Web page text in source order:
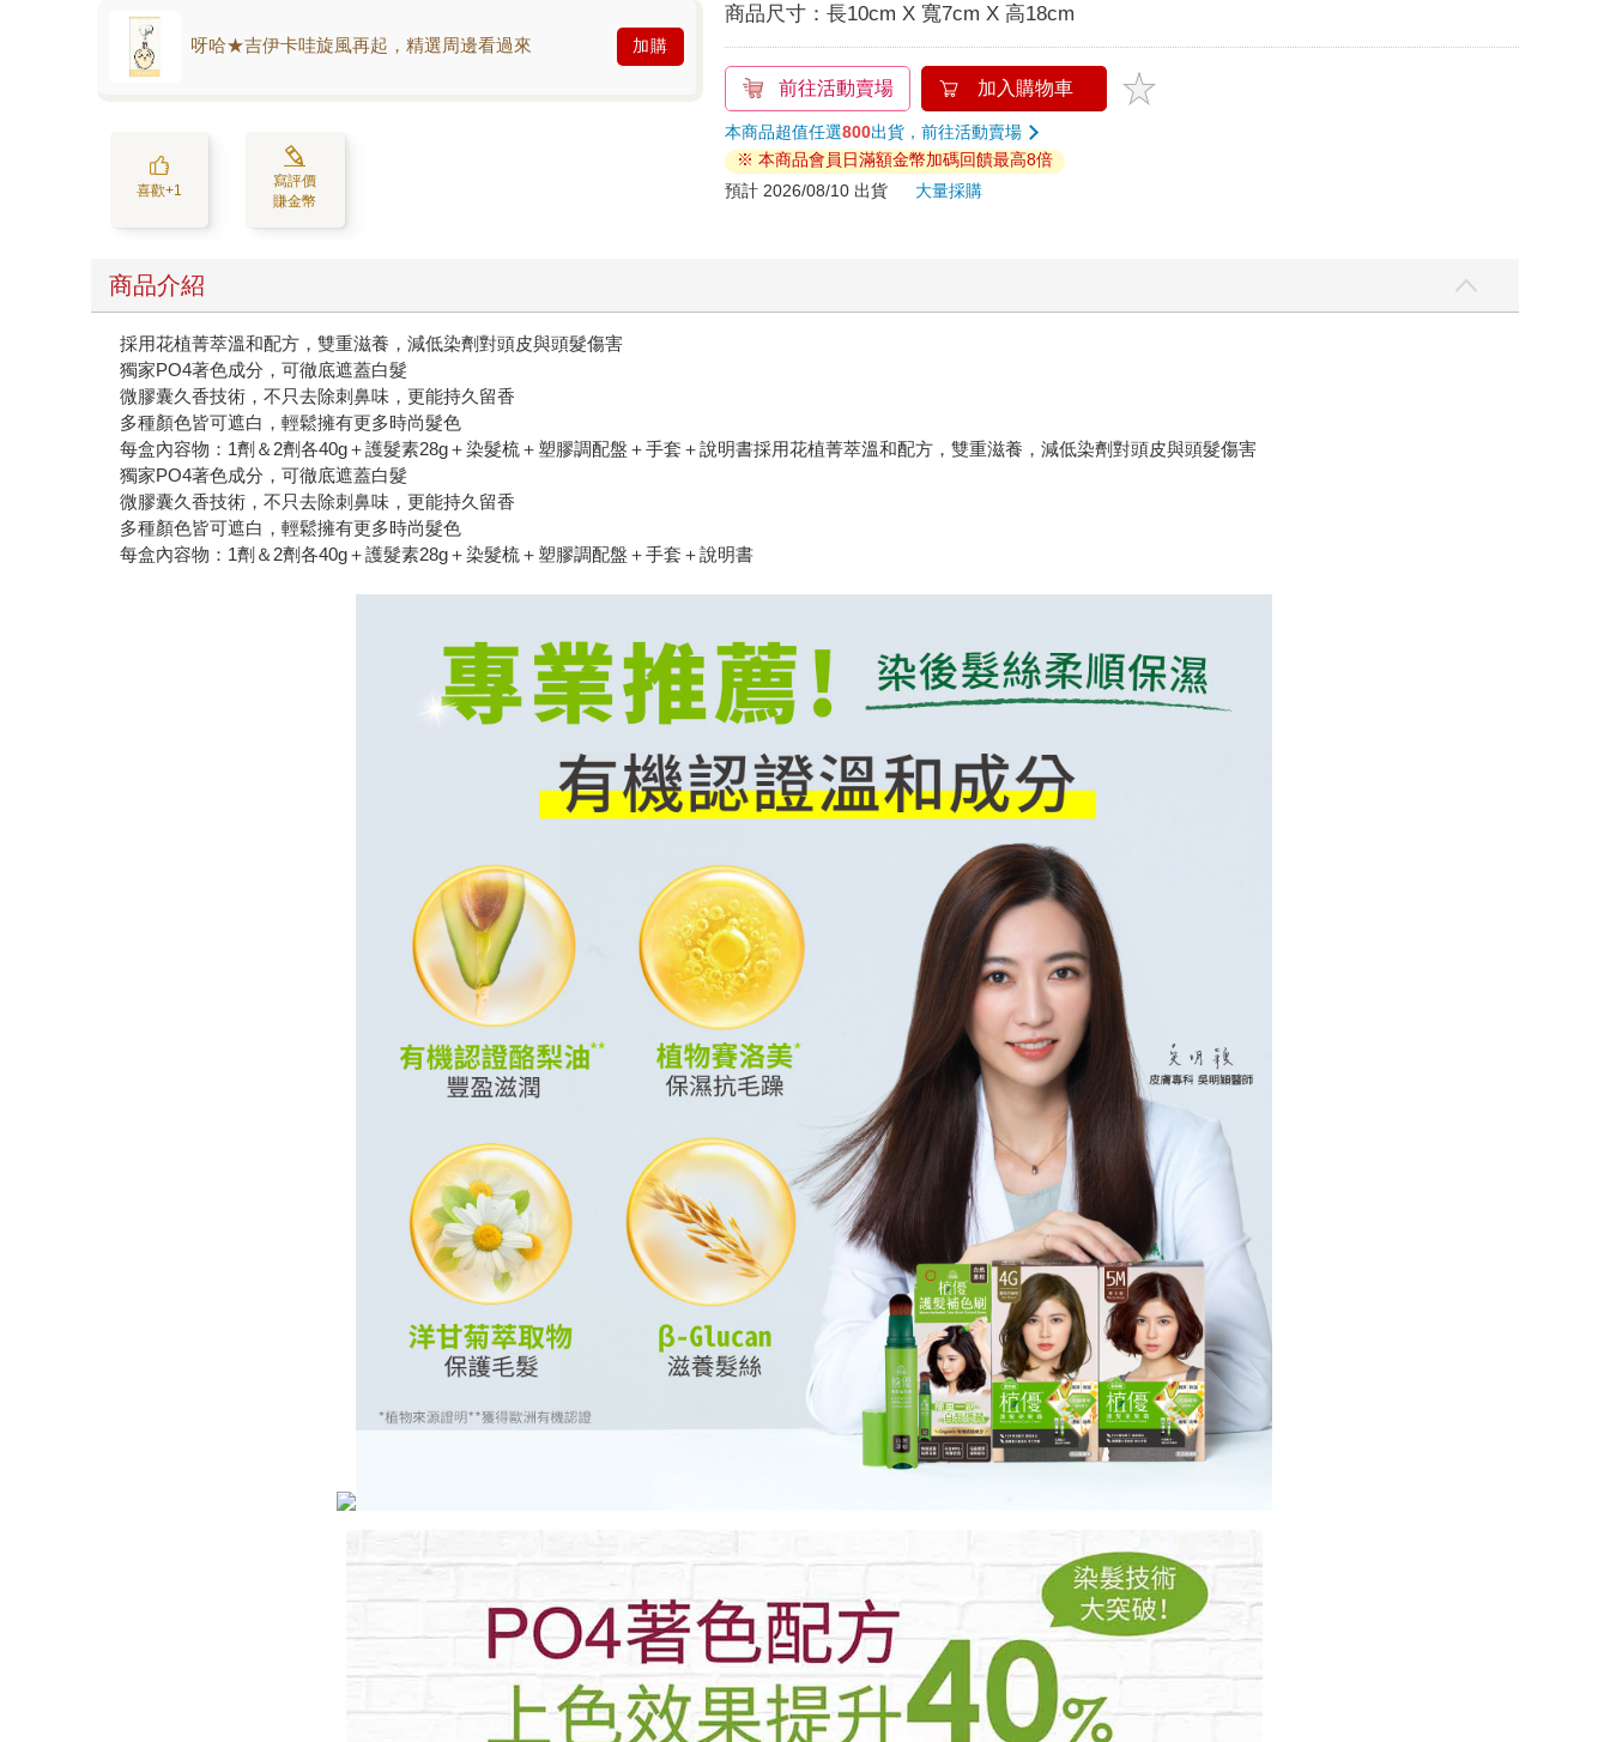
呀哈★吉伊卡哇旋風再起，精選周邊看過來 加購
喜歡+1
寫評價
賺金幣
商品尺寸：長10cm X 寬7cm X 高18cm
前往活動賣場 加入購物車
本商品超值任選800出貨，前往活動賣場
※ 本商品會員日滿額金幣加碼回饋最高8倍
預計 2026/08/10 出貨
大量採購
商品介紹
採用花植菁萃溫和配方，雙重滋養，減低染劑對頭皮與頭髮傷害
獨家PO4著色成分，可徹底遮蓋白髮
微膠囊久香技術，不只去除刺鼻味，更能持久留香
多種顏色皆可遮白，輕鬆擁有更多時尚髮色
每盒內容物：1劑＆2劑各40g＋護髮素28g＋染髮梳＋塑膠調配盤＋手套＋說明書採用花植菁萃溫和配方，雙重滋養，減低染劑對頭皮與頭髮傷害
獨家PO4著色成分，可徹底遮蓋白髮
微膠囊久香技術，不只去除刺鼻味，更能持久留香
多種顏色皆可遮白，輕鬆擁有更多時尚髮色
每盒內容物：1劑＆2劑各40g＋護髮素28g＋染髮梳＋塑膠調配盤＋手套＋說明書